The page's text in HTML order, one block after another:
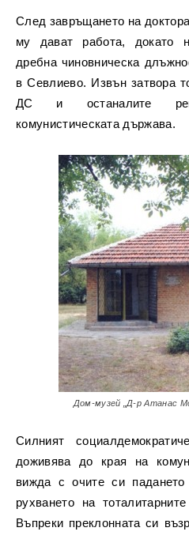
След завръщането на
му дават работа, докато
дребна чиновническа
в Севлиево. Извън затвора
ДС и останалите
комунистическата държава.
Дом-музей „Д-р Атанас
Силният
доживява до края на
вижда с очите си
рухването на
Въпреки преклонната си